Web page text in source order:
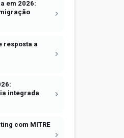
em 2026:
resposta a
integrada
com MITRE